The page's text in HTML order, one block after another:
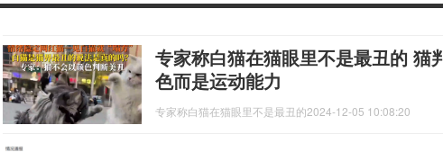
专家称白猫在猫眼里不是最丑的 猫
色而是运动能力
专家称白猫在猫眼里不是最丑的2024-12-05 10:08:20